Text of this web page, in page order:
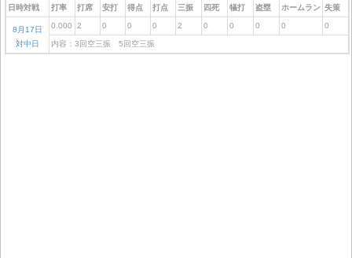
日時対戦 打率 打席 安打 得点 打点 三振 四死 犠打 盗塁 ホームラン 失策
8月17日
対中日
0.000 2 0 0 0 2 0 0 0 0 0
内容：3回空三振 5回空三振